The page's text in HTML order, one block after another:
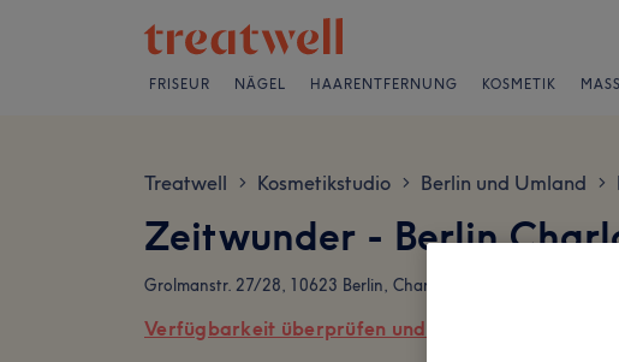
FRISEUR NÄGEL HAARENTFERNUNG KOSMETIK
Treatwell > Kosmetikstudio > Berlin und Umland >
Zeitwunder - Berlin
Grolmanstr. 27/28, 10623 Berlin, Charlottenburg
Verfügbarkeit überprüfen und online buchen